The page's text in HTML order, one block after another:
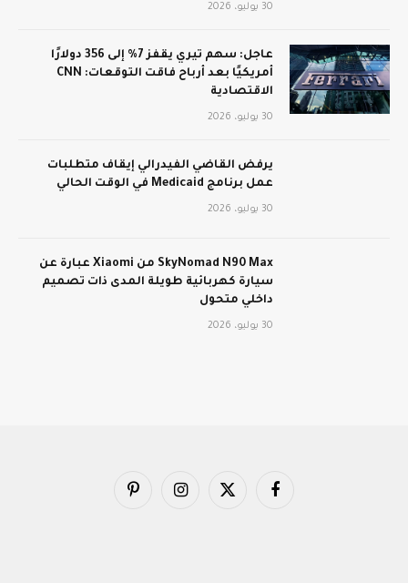
30 يوليو، 2026
عاجل: سهم تيري يقفز 7% إلى 356 دولارًا
أمريكيًا بعد أرباح فاقت التوقعات: CNN
الاقتصادية
30 يوليو، 2026
يرفض القاضي الفيدرالي إيقاف متطلبات
عمل برنامج Medicaid في الوقت الحالي
30 يوليو، 2026
SkyNomad N90 Max من Xiaomi عبارة عن
سيارة كهربائية طويلة المدى ذات تصميم
داخلي متحول
30 يوليو، 2026
فيسبوك X
الانستغرامبينتيريست